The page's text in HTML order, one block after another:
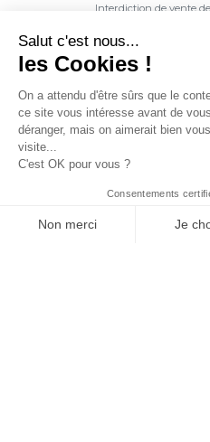
Interdiction de vente
de moins de 18 ans.
est exigée au moment
CODE DE LA SANTE
L'abus d'alcool est
Salut c'est nous...
les Cookies !
On a attendu d'être sûrs que le
ce site vous intéresse avant de vous
déranger, mais on aimerait bien
visite...
C'est OK pour vous ?
Consentements
Non merci Je